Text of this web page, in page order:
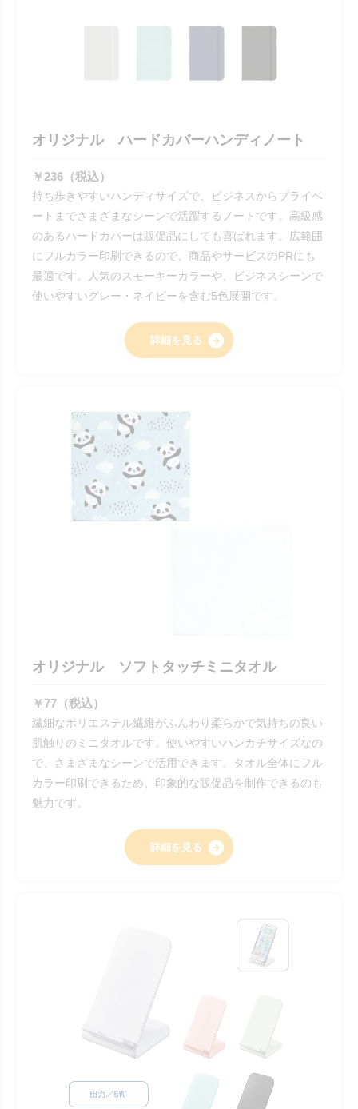
オリジナル ハードカバーハンディノート
￥236（税込）
持ち歩きやすいハンディサイズで、ビジネスからプライベ
ートまでさまざまなシーンで活躍するノートです。高級感
のあるハードカバーは販促品にしても喜ばれます。広範囲
にフルカラー印刷できるので、商品やサービスのPRにも
最適です。人気のスモーキーカラーや、ビジネスシーンで
使いやすいグレー・ネイビーを含む5色展開です。
詳細を見る
オリジナル ソフトタッチミニタオル
￥77（税込）
繊細なポリエステル繊維がふんわり柔らかで気持ちの良い
肌触りのミニタオルです。使いやすいハンカチサイズなの
で、さまざまなシーンで活用できます。タオル全体にフル
カラー印刷できるため、印象的な販促品を制作できるのも
魅力です。
詳細を見る